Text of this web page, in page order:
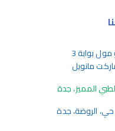
بوابة 3
مانويل
المميز، جدة
الروضة، جدة